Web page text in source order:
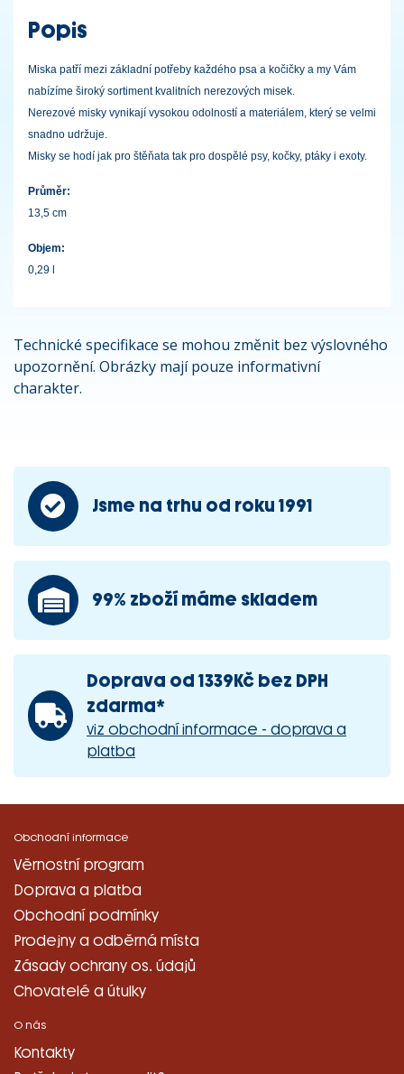
Popis
Miska patří mezi základní potřeby každého psa a kočičky a my Vám
nabízíme široký sortiment kvalitních nerezových misek.
Nerezové misky vynikají vysokou odolností a materiálem, který se velmi
snadno udržuje.
Misky se hodí jak pro štěňata tak pro dospělé psy, kočky, ptáky i exoty.
Průměr:
13,5 cm
Objem:
0,29 l
Technické specifikace se mohou změnit bez výslovného
upozornění. Obrázky mají pouze informativní
charakter.
Jsme na trhu od roku 1991
99% zboží máme skladem
Doprava od 1339Kč bez DPH
zdarma*
viz obchodní informace - doprava a
platba
Obchodní informace
Věrnostní program
Doprava a platba
Obchodní podmínky
Prodejny a odběrná místa
Zásady ochrany os. údajů
Chovatelé a útulky
O nás
Kontakty